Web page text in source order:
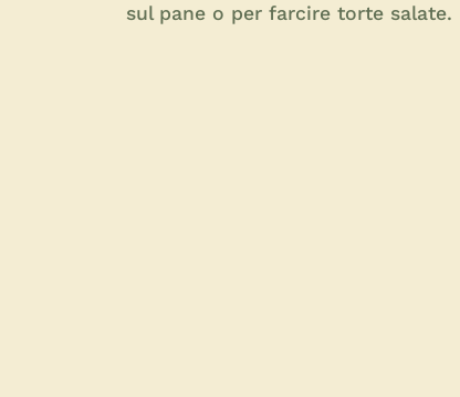
sul pane o per farcire torte salate.